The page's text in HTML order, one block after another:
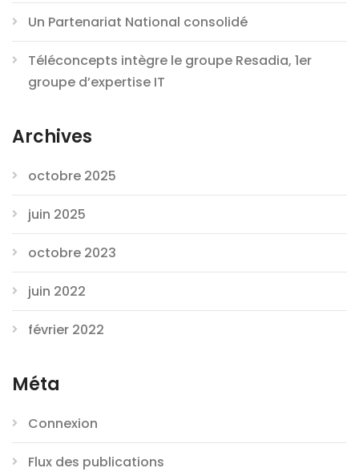
Un Partenariat National consolidé
Téléconcepts intègre le groupe Resadia, 1er
groupe d’expertise IT
Archives
octobre 2025
juin 2025
octobre 2023
juin 2022
février 2022
Méta
Connexion
Flux des publications